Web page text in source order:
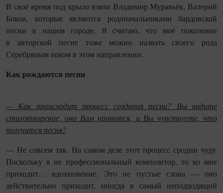
В своё время под крыло взяли Владимир Муравьёв, Валерий
Боков, которые являются родоначальниками бардовской
песни в нашем городе. Я считаю, что моё поколение
в авторской песне тоже можно назвать своего рода
Серебряным веком в этом направлении.
Как рождаются песни
— Как происходит процесс создания песни? Вы видите
стихотворение, оно Вам нравится, и Вы чувствуете, что
получится песня?
— Не совсем так. На самом деле этот процесс сродни чуду.
Поскольку я не профессиональный композитор, то ко мне
приходит… вдохновение. Это не пустые слова — оно
действительно приходит, иногда в самый неподходящий